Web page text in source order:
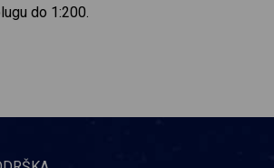
do 1:200.